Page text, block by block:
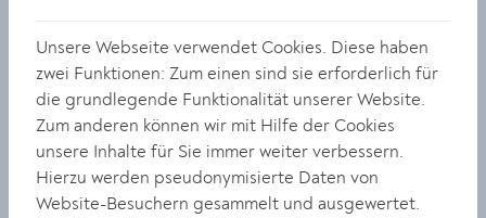
Unsere Webseite verwendet Cookies. Diese haben
zwei Funktionen: Zum einen sind sie erforderlich für
die grundlegende Funktionalität unserer Website.
Zum anderen können wir mit Hilfe der Cookies
unsere Inhalte für Sie immer weiter verbessern.
Hierzu werden pseudonymisierte Daten von
Website-Besuchern gesammelt und ausgewertet.